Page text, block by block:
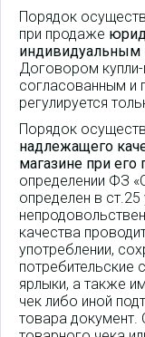
Порядок
при продаже
индивидуальным
Договором
согласованным и
регулируется
Порядок
надлежащего
магазине при
определении ФЗ
определен в
качества
употреблении,
потребительские
ярлыки, а также
чек либо иной
товара документ.